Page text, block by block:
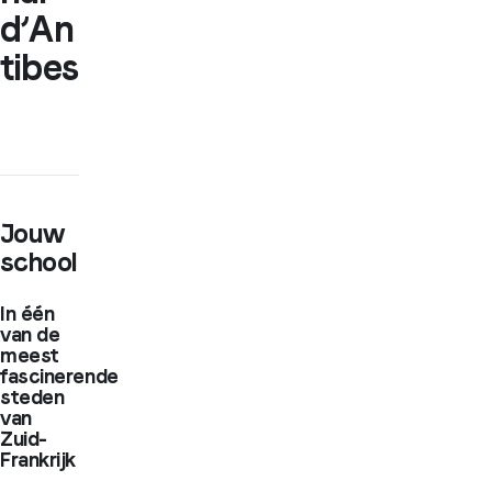
d’An
tibes
Jouw
school
In één
van de
meest
fascinerende
steden
van
Zuid-
Frankrijk